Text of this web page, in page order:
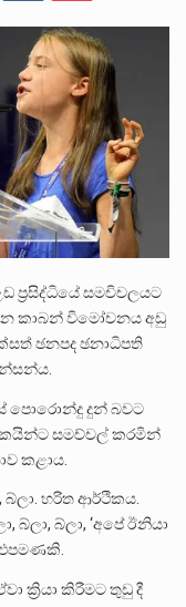
2011 වසරේදී දේශපාලන හා මානව හිමිකම් ක්‍රියාකාරීන් වන ලලිත්කුමාර් වීරරාජ් සහ කුගන් මුරුගානන්දන් යාපනයේදී අතුරුදන්…
ගොවියන්ගේ ප්‍රශ්න, ධීවරයන්ගේ ප්‍රශ්න, සෞඛය ප්‍රශ්න, වැටු ප්‍ර්ශ්න, රැකියා විරහිත ප්‍රශ්න මේ සියලු ප්‍රශ්නවලට තනි…
සමචිචලයට
කාබන් විමෝචනය අඩු
ඡනපද ඡනාධිපති
පොරොන්දු දුන් බවට
සමච්චල් කරමින්
කළාය.
හරිත ආර්ථිකය.
බ්ලා, බ්ලා, ‘අපේ ඊනියා
ක්‍රියා කිරීමට තුඩු දී